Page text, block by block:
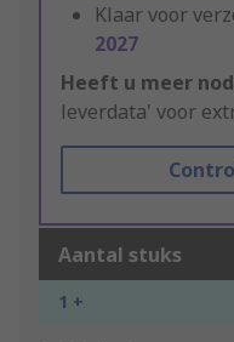
Klaar voor
2027
Heeft u meer
leverdata' voor
Aantal stuks
1 +